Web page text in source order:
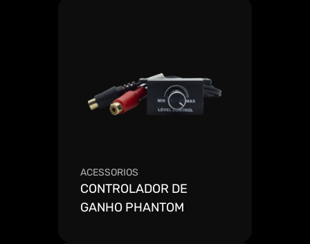
ACESSORIOS
CONTROLADOR DE
GANHO PHANTOM